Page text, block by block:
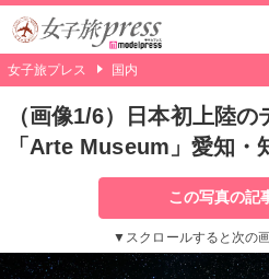
女子旅プレス 国内
（画像1/6）日本初上陸
「Arte Museum」愛知・
この写真の記
▼スクロールすると次の